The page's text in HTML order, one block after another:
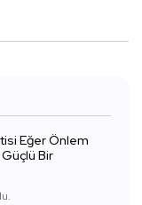
Eğer Önlem
Bir